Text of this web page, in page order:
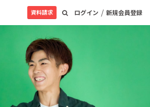
ログイン / 新規会員登録
資料請求